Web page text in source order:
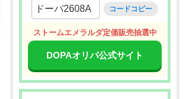
ドーパ2608A コードコピー
ストームエメラルダ定価販売抽選中
DOPAオリパ公式サイト